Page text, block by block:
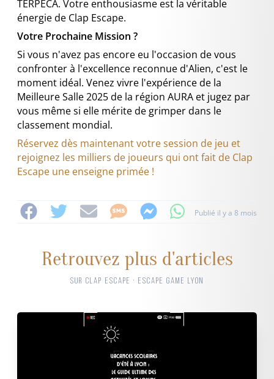
TERPECA. Votre enthousiasme est la véritable
énergie de Clap Escape.
Votre Prochaine Mission ?
Si vous n'avez pas encore eu l'occasion de vous
confronter à l'excellence reconnue d'Alien, c'est le
moment idéal. Venez vivre l'expérience de la
Meilleure Salle 2025 de la région AURA et jugez par
vous même si elle mérite de grimper dans le
classement mondial.
Réservez dès maintenant votre session de jeu et
rejoignez les milliers de joueurs qui ont fait de Clap
Escape une enseigne primée !
Publié il y a 8 mois
Retrouvez plus d'articles
SUR CLAP ESCAPE · ESCAPE GAME LYON